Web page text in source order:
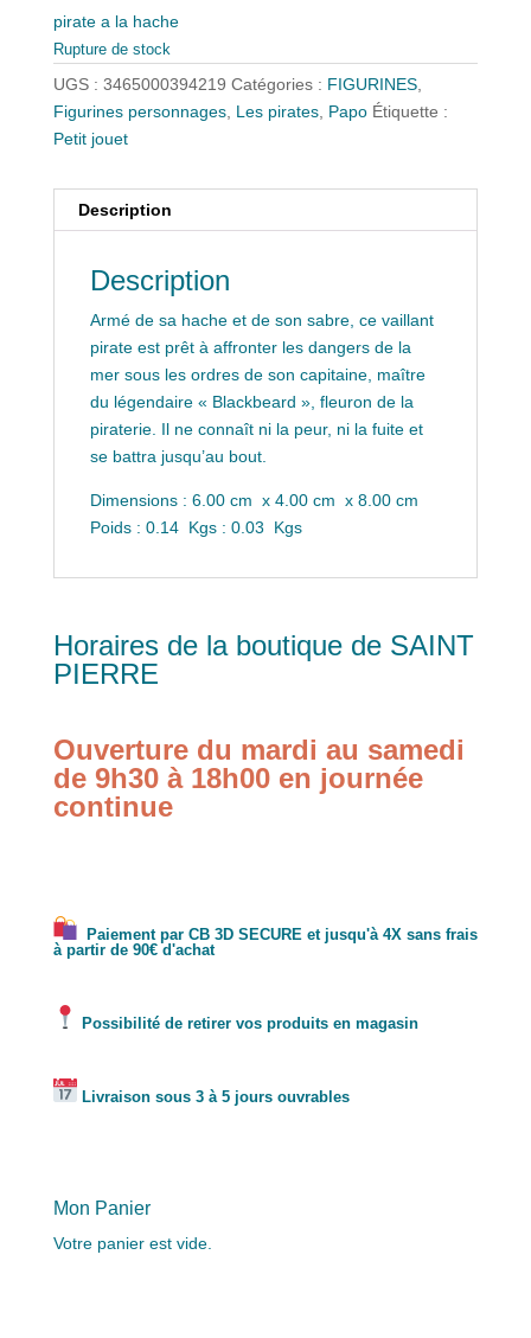
pirate a la hache
Rupture de stock
UGS : 3465000394219 Catégories : FIGURINES,
Figurines personnages, Les pirates, Papo Étiquette :
Petit jouet
Description
Description
Armé de sa hache et de son sabre, ce vaillant
pirate est prêt à affronter les dangers de la
mer sous les ordres de son capitaine, maître
du légendaire « Blackbeard », fleuron de la
piraterie. Il ne connaît ni la peur, ni la fuite et
se battra jusqu’au bout.
Dimensions : 6.00 cm x 4.00 cm x 8.00 cm
Poids : 0.14 Kgs : 0.03 Kgs
Horaires de la boutique de SAINT
PIERRE
Ouverture du mardi au samedi
de 9h30 à 18h00 en journée
continue
Paiement par CB 3D SECURE et jusqu'à 4X sans frais
à partir de 90€ d'achat
Possibilité de retirer vos produits en magasin
Livraison sous 3 à 5 jours ouvrables
Mon Panier
Votre panier est vide.